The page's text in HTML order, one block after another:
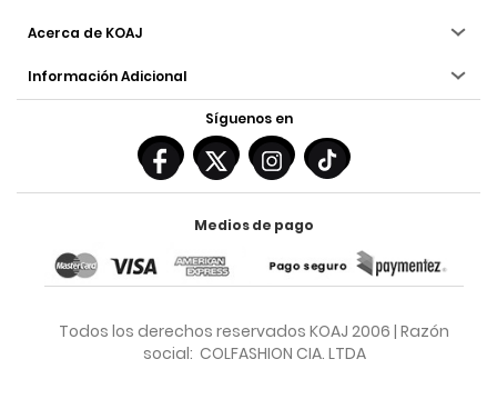
Acerca de KOAJ
Información Adicional
Síguenos en
Medios de pago
Todos los derechos reservados KOAJ 2006 | Razón
social: COLFASHION CIA. LTDA